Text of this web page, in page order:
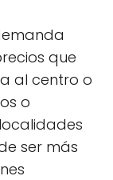
que
al centro o
o
ser más